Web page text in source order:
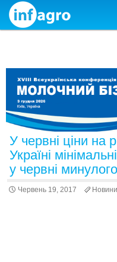
Skip to content
У червні ціни на
Україні
у червні
Червень 19, 2017 Новини